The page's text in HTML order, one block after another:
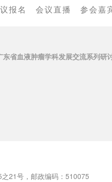
报名 会议直播 参会嘉
东省血液肿瘤学科发展交流系列研
21号，邮政编码：510075